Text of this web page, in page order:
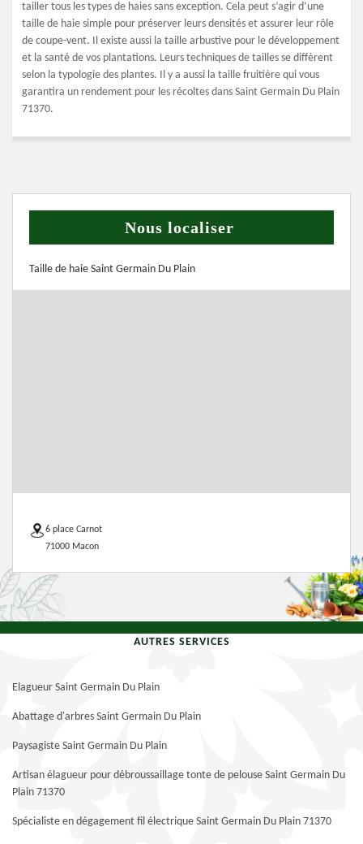
tailler tous les types de haies sans exception. Cela peut s’agir d’une
taille de haie simple pour préserver leurs densités et assurer leur rôle
de coupe-vent. Il existe aussi la taille arbustive pour le développement
et la santé de vos plantations. Leurs techniques de tailles se diffèrent
selon la typologie des plantes. Il y a aussi la taille fruitière qui vous
garantira un rendement pour les récoltes dans Saint Germain Du Plain
71370.
Nous localiser
Taille de haie Saint Germain Du Plain
6 place Carnot
71000 Macon
AUTRES SERVICES
Elagueur Saint Germain Du Plain
Abattage d'arbres Saint Germain Du Plain
Paysagiste Saint Germain Du Plain
Artisan élagueur pour débroussaillage tonte de pelouse Saint Germain Du
Plain 71370
Spécialiste en dégagement fil électrique Saint Germain Du Plain 71370